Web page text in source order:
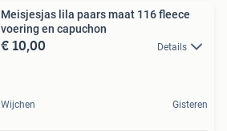
Meisjesjas lila paars maat 116 fleece
voering en capuchon
€ 10,00 Details
Wijchen Gisteren